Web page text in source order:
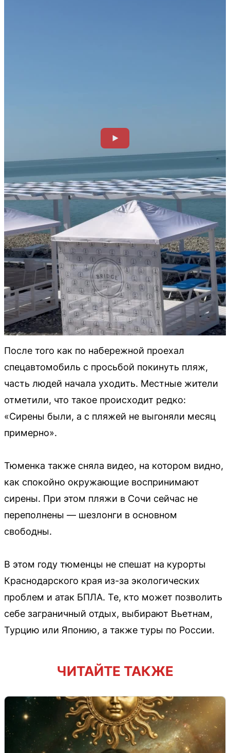
После того как по набережной проехал
спецавтомобиль с просьбой покинуть пляж,
часть людей начала уходить. Местные жители
отметили, что такое происходит редко:
«Сирены были, а с пляжей не выгоняли месяц
примерно».
Тюменка также сняла видео, на котором видно,
как спокойно окружающие воспринимают
сирены. При этом пляжи в Сочи сейчас не
переполнены — шезлонги в основном
свободны.
В этом году тюменцы не спешат на курорты
Краснодарского края из-за экологических
проблем и атак БПЛА. Те, кто может позволить
себе заграничный отдых, выбирают Вьетнам,
Турцию или Японию, а также туры по России.
ЧИТАЙТЕ ТАКЖЕ